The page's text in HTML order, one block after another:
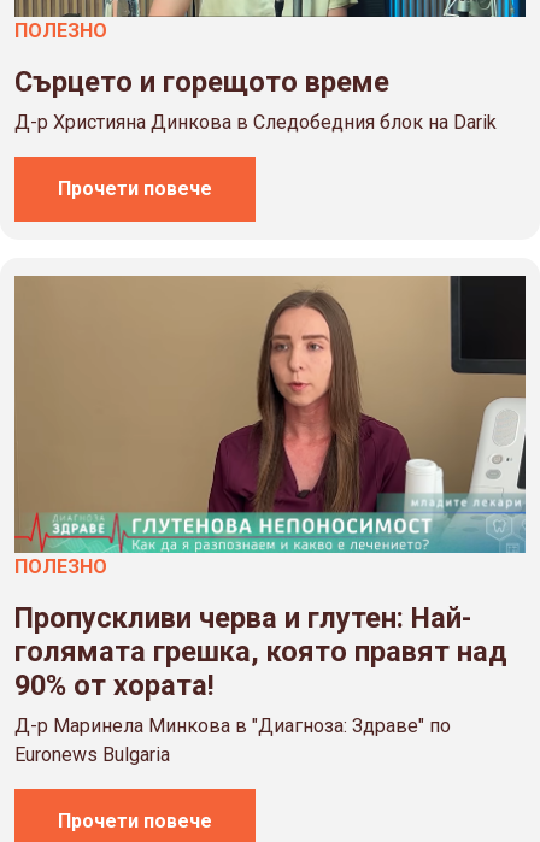
ПОЛЕЗНO
Сърцето и горещото време
Д-р Християна Динкова в Следобедния блок на Darik
Прочети повече
ПОЛЕЗНO
Пропускливи черва и глутен: Най-
голямата грешка, която правят над
90% от хората!
Д-р Маринела Минкова в "Диагноза: Здраве" по
Euronews Bulgaria
Прочети повече